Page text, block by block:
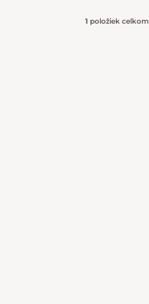
1 položiek celkom